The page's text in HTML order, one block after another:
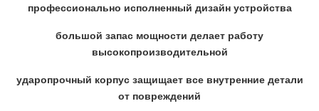
профессионально исполненный дизайн устройства
большой запас мощности делает работу
высокопроизводительной
ударопрочный корпус защищает все внутренние детали
от повреждений